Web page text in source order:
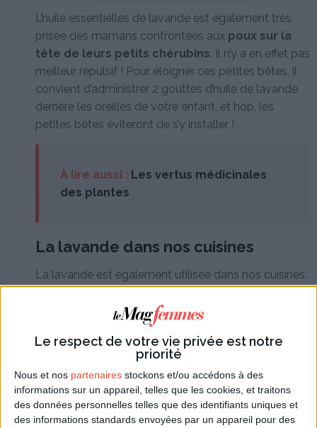
Le respect de votre vie privée est notre
priorité
Nous et nos partenaires stockons et/ou accédons à des
informations sur un appareil, telles que les cookies, et traitons
des données personnelles telles que des identifiants uniques et
des informations standards envoyées par un appareil pour des
L’huile essentielles de lavande est également très
prisée des mamans confrontées aux poux sur la
tête de leurs petits chérubins. Il n’y a en effet pas
meilleur répulsif ! Pour éloigner ces petites bêtes, il
convient d’administrer 2 gouttes d’huile de lavande
derrière les oreilles de votre enfant, et hop, les
petites bêtes éviteront de s’y installer !
À lire aussi : Les vertus médicinales
des plantes
La lavande dans nos cuisines
La lavande est également utilisée dans nos cuisines.
été, la tarte à l’abricot et à la lavande. Si vous n’avez
pas de lavande, vous trouverez aisément
fleurs de lavande comestibles dans les
Recette de la tarte à l’abricot et à la
lavande